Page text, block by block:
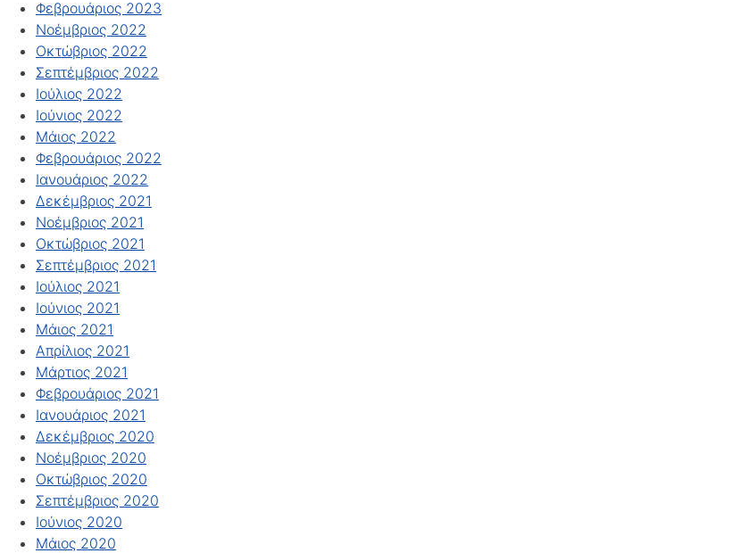
Φεβρουάριος 2023
Νοέμβριος 2022
Οκτώβριος 2022
Σεπτέμβριος 2022
Ιούλιος 2022
Ιούνιος 2022
Μάιος 2022
Φεβρουάριος 2022
Ιανουάριος 2022
Δεκέμβριος 2021
Νοέμβριος 2021
Οκτώβριος 2021
Σεπτέμβριος 2021
Ιούλιος 2021
Ιούνιος 2021
Μάιος 2021
Απρίλιος 2021
Μάρτιος 2021
Φεβρουάριος 2021
Ιανουάριος 2021
Δεκέμβριος 2020
Νοέμβριος 2020
Οκτώβριος 2020
Σεπτέμβριος 2020
Ιούνιος 2020
Μάιος 2020